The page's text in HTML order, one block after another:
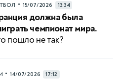
• 15/07/2026 13:34
должна была
чемпионат мира.
пошло не так?
• 14/07/2026 17:12